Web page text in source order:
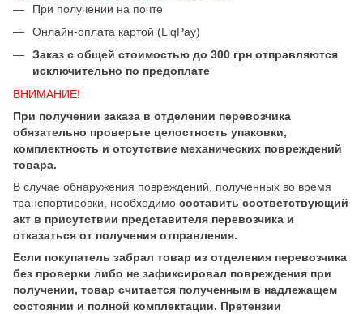
При получении на почте
Онлайн-оплата картой (LiqPay)
Заказ с общей стоимостью до 300 грн отправляются
исключительно по предоплате
ВНИМАНИЕ!
При получении заказа в отделении перевозчика
обязательно проверьте целостность упаковки,
комплектность и отсутствие механических повреждений
товара.
В случае обнаружения повреждений, полученных во время
транспортировки, необходимо составить соответствующий
акт в присутствии представителя перевозчика и
отказаться от получения отправления.
Если покупатель забрал товар из отделения перевозчика
без проверки либо не зафиксировал повреждения при
получении, товар считается полученным в надлежащем
состоянии и полной комплектации. Претензии